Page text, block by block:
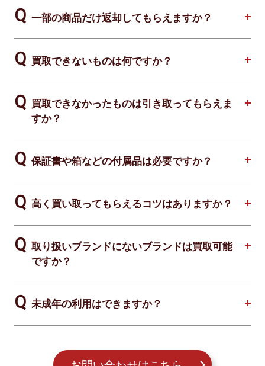
一部の商品だけ返却してもらえますか？
買取できないものは何ですか？
買取できなかったものは引き取ってもらえま
すか？
保証書や箱などの付属品は必要ですか？
高く買い取ってもらえるコツはありますか？
取り扱いブランドにないブランドは買取可能
ですか？
未成年の利用はできますか？